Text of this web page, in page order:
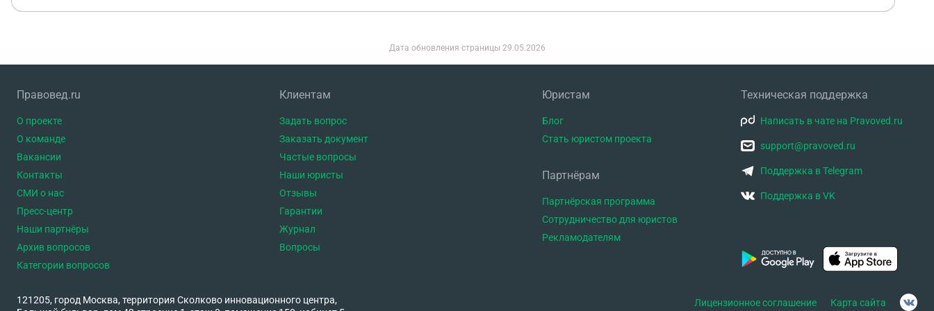
Дата обновления страницы 29.05.2026
Правовед.ru
О проекте
О команде
Вакансии
Контакты
СМИ о нас
Пресс-центр
Наши партнёры
Архив вопросов
Категории вопросов
Клиентам
Задать вопрос
Заказать документ
Частые вопросы
Наши юристы
Отзывы
Гарантии
Журнал
Вопросы
Юристам
Блог
Стать юристом проекта
Партнёрам
Партнёрская программа
Сотрудничество для юристов
Рекламодателям
Техническая поддержка
Написать в чате на Pravoved.ru
support@pravoved.ru
Поддержка в Telegram
Поддержка в VK
121205, город Москва, территория Сколково инновационного центра,
Лицензионное соглашение Карта сайта